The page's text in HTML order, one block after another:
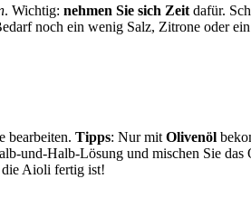
. Wichtig: nehmen Sie sich Zeit dafür.
noch ein wenig Salz, Zitrone oder
bearbeiten. Tipps: Nur mit Olivenöl
und-Halb-Lösung und mischen Sie
die Aioli fertig ist!